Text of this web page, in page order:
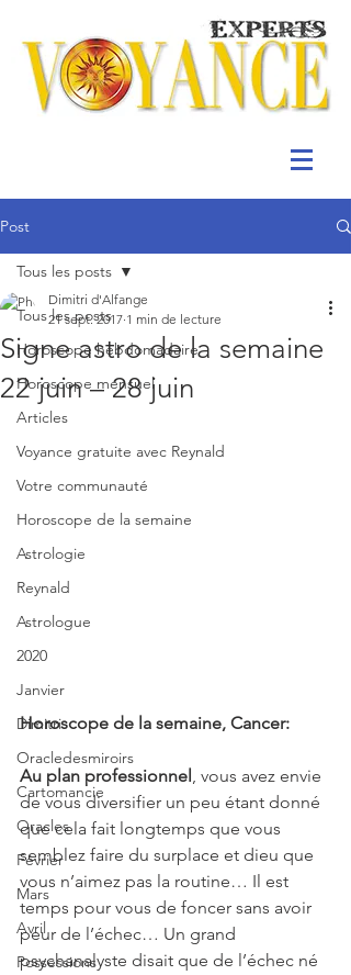
Post
Tous les posts
Horoscope hebdomadaire
Horoscope mensuel
Articles
Voyance gratuite avec Reynald
Votre communauté
Horoscope de la semaine
Astrologie
Reynald
Astrologue
2020
Janvier
Dimitri
Oracledesmiroirs
Cartomancie
Oracles
Février
Mars
Avril
Possessions
Tous les posts
Signe astro de la semaine
22 juin – 28 juin
Dimitri d'Alfange
21 sept. 2017 1 min de lecture
Horoscope de la semaine, Cancer:
Au plan professionnel , vous avez envie
de vous diversifier un peu étant donné
que cela fait longtemps que vous
semblez faire du surplace et dieu que
vous n’aimez pas la routine… Il est
temps pour vous de foncer sans avoir
peur de l’échec… Un grand
psychanalyste disait que de l’échec né